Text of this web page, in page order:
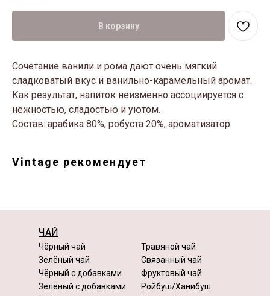
В корзину
Сочетание ванили и рома дают очень мягкий
сладковатый вкус и ванильно-карамельный аромат.
Как результат, напиток неизменно ассоциируется с
нежностью, сладостью и уютом.
Состав: арабика 80%, робуста 20%, ароматизатор
Vintage рекомендует
ЧАЙ
Чёрный чай
Зелёный чай
Чёрный с добавками
Зелёный с добавками
Травяной чай
Связанный чай
Фруктовый чай
Ройбуш/Ханибуш